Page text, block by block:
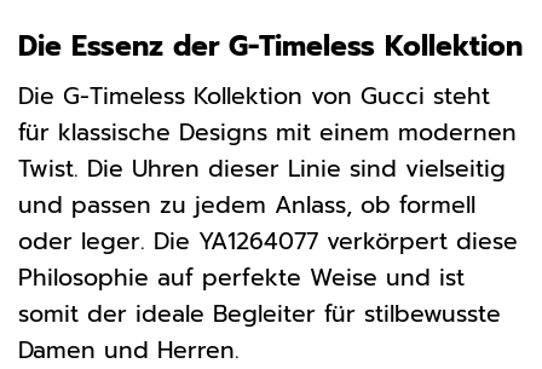
Die Essenz der G-Timeless Kollektion
Die G-Timeless Kollektion von Gucci steht
für klassische Designs mit einem modernen
Twist. Die Uhren dieser Linie sind vielseitig
und passen zu jedem Anlass, ob formell
oder leger. Die YA1264077 verkörpert diese
Philosophie auf perfekte Weise und ist
somit der ideale Begleiter für stilbewusste
Damen und Herren.